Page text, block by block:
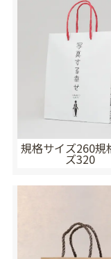
規格サイズ260規
ズ320